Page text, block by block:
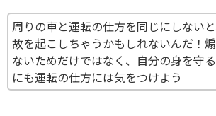
周りの車と運転の仕方を同じにしない
故を起こしちゃうかもしれないんだ！
ないためだけではなく、自分の身を守
にも運転の仕方には気をつけよう